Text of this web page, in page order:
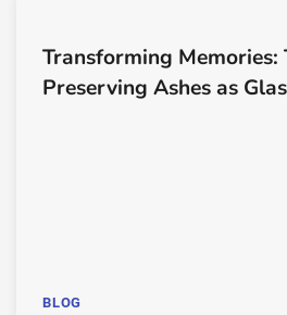
Transforming
Preserving Ashes as
BLOG